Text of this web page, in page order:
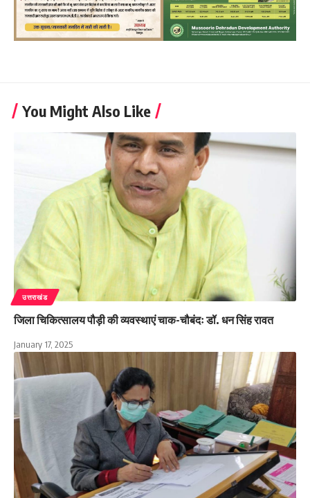
You Might Also Like
उत्तराखंड
जिला चिकित्सालय पौड़ी की व्यवस्थाएं चाक-चौबंदः डॉ. धन सिंह रावत
January 17, 2025